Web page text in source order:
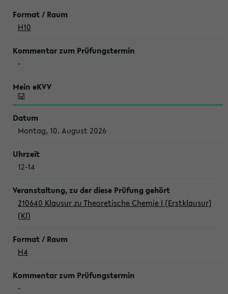
H10
-
Montag, 10. August 2026
12-14
210640 Klausur zu Theoretische Chemie I (Erstklausur)
(Kl)
H4
-